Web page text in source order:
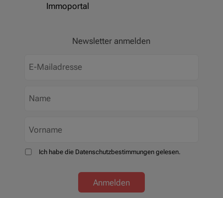
Immoportal
Newsletter anmelden
Ich habe die Datenschutzbestimmungen gelesen.
Anmelden